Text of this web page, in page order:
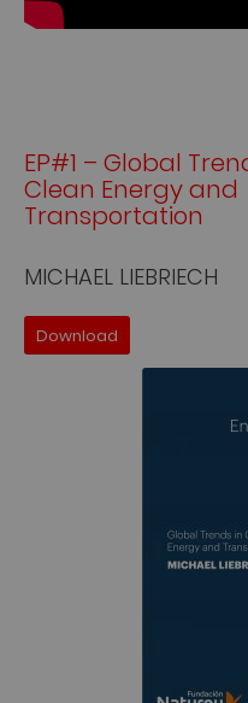
EP#1 – Global
Clean Energy and
Transportation
MICHAEL LIEBRIECH
Download